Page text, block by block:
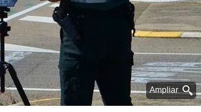
Ampliar